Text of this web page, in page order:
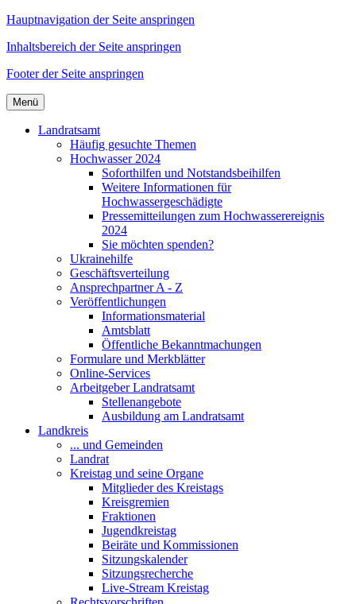
Hauptnavigation der Seite anspringen
Inhaltsbereich der Seite anspringen
Footer der Seite anspringen
Menü
Landratsamt
Häufig gesuchte Themen
Hochwasser 2024
Soforthilfen und Notstandsbeihilfen
Weitere Informationen für
Hochwassergeschädigte
Pressemitteilungen zum Hochwasserereignis
2024
Sie möchten spenden?
Ukrainehilfe
Geschäftsverteilung
Ansprechpartner A - Z
Veröffentlichungen
Informationsmaterial
Amtsblatt
Öffentliche Bekanntmachungen
Formulare und Merkblätter
Online-Services
Arbeitgeber Landratsamt
Stellenangebote
Ausbildung am Landratsamt
Landkreis
... und Gemeinden
Landrat
Kreistag und seine Organe
Mitglieder des Kreistags
Kreisgremien
Fraktionen
Jugendkreistag
Beiräte und Kommissionen
Sitzungskalender
Sitzungsrecherche
Live-Stream Kreistag